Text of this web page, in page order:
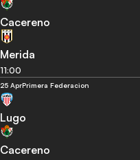
Cacereno
Merida
11:00
25 AprPrimera Federacion
Lugo
Cacereno